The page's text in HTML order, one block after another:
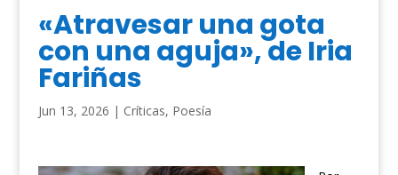
«Atravesar una gota
con una aguja», de Iria
Fariñas
Jun 13, 2026 | Críticas, Poesía